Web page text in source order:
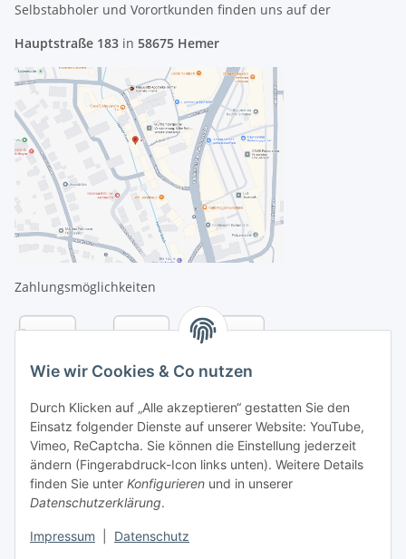
Wie wir Cookies & Co nutzen
Durch Klicken auf „Alle akzeptieren“ gestatten Sie den
Einsatz folgender Dienste auf unserer Website: YouTube,
Vimeo, ReCaptcha. Sie können die Einstellung jederzeit
ändern (Fingerabdruck-Icon links unten). Weitere Details
finden Sie unter Konfigurieren und in unserer
Datenschutzerklärung.
Impressum Datenschutz
Selbstabholer und Vorortkunden finden uns auf der
Hauptstraße 183 in 58675 Hemer
Zahlungsmöglichkeiten